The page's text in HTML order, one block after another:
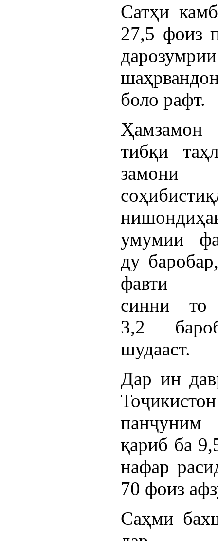
Сатҳи
27,5 фоиз
боло рафт.
тибқи
замони
умумии
ду
фавти
синни то
3,2
шудааст.
Дар ин
қариб ба
нафар
70 фоиз
Саҳми